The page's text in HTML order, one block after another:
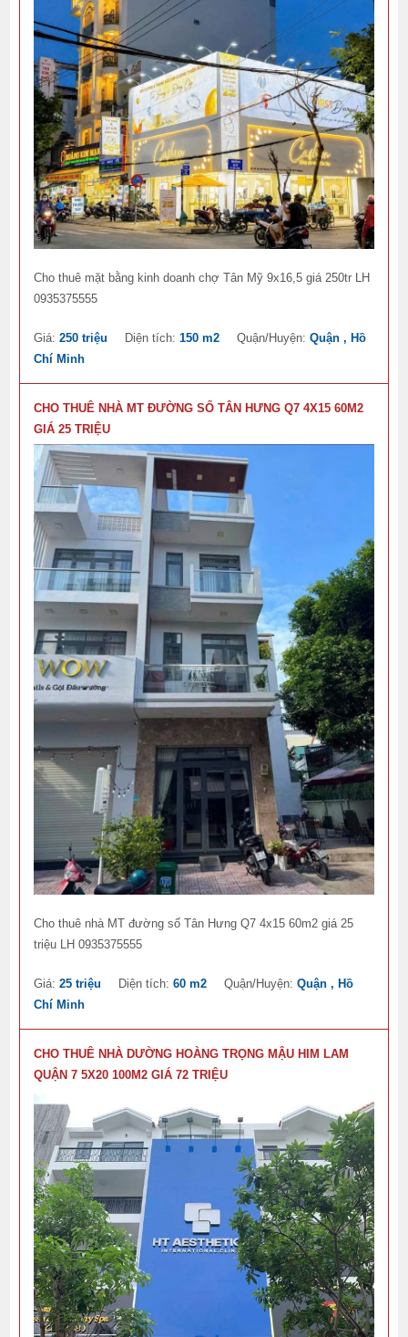
Cho thuê mặt bằng kinh doanh chợ Tân Mỹ 9x16,5 giá 250tr LH
0935375555
Giá:250 triệu Diện tích:150 m2 Quận/Huyện:Quận , Hồ
Chí Minh
CHO THUÊ NHÀ MT ĐƯỜNG SỐ TÂN HƯNG Q7 4X15 60M2
GIÁ 25 TRIỆU
Cho thuê nhà MT đường số Tân Hưng Q7 4x15 60m2 giá 25
triệu LH 0935375555
Giá:25 triệu Diện tích:60 m2 Quận/Huyện:Quận , Hồ
Chí Minh
CHO THUÊ NHÀ DƯỜNG HOÀNG TRỌNG MẬU HIM LAM
QUẬN 7 5X20 100M2 GIÁ 72 TRIỆU